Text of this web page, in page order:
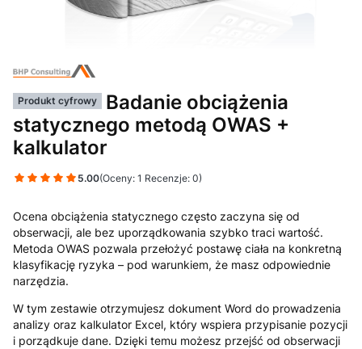
Produkt cyfrowy
Badanie obciążenia
statycznego metodą OWAS +
kalkulator
5.00(Oceny: 1 Recenzje: 0)
Ocena obciążenia statycznego często zaczyna się od
obserwacji, ale bez uporządkowania szybko traci wartość.
Metoda OWAS pozwala przełożyć postawę ciała na konkretną
klasyfikację ryzyka – pod warunkiem, że masz odpowiednie
narzędzia.
W tym zestawie otrzymujesz dokument Word do prowadzenia
analizy oraz kalkulator Excel, który wspiera przypisanie pozycji
i porządkuje dane. Dzięki temu możesz przejść od obserwacji